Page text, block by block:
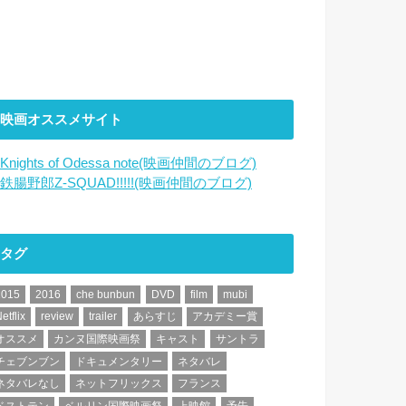
映画オススメサイト
Knights of Odessa note(映画仲間のブログ)
鉄腸野郎Z-SQUAD!!!!!(映画仲間のブログ)
タグ
2016 che bunbun DVD film
mubi
review trailer あらすじ
アカデミー賞
ススメ
カンヌ国際映画祭 キャスト
サントラ
ェブンブン
ドキュメンタリー
ネタバレ
タバレなし
ネットフリックス
フランス